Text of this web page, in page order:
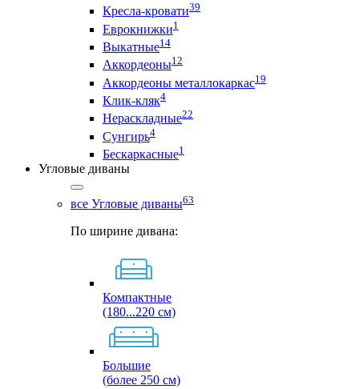
Кресла-кровати39
Еврокнижки1
Выкатные14
Аккордеоны12
Аккордеоны металлокаркас19
Клик-кляк4
Нераскладные22
Сунгирь4
Бескаркасные1
Угловые диваны
все Угловые диваны63
По ширине дивана:
Компактные
(180...220 см)
Большие
(более 250 см)